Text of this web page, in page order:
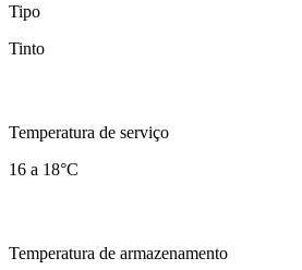
Tipo
Tinto
Temperatura de serviço
16 a 18°C
Temperatura de armazenamento